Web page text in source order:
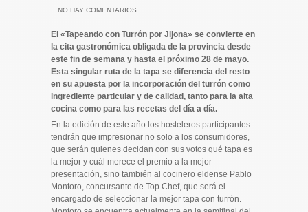
NO HAY COMENTARIOS
El «Tapeando con Turrón por Jijona» se convierte en
la cita gastronómica obligada de la provincia desde
este fin de semana y hasta el próximo 28 de mayo.
Esta singular ruta de la tapa se diferencia del resto
en su apuesta por la incorporación del turrón como
ingrediente particular y de calidad, tanto para la alta
cocina como para las recetas del día a día.
En la edición de este año los hosteleros participantes
tendrán que impresionar no solo a los consumidores,
que serán quienes decidan con sus votos qué tapa es
la mejor y cuál merece el premio a la mejor
presentación, sino también al cocinero eldense Pablo
Montoro, concursante de Top Chef, que será el
encargado de seleccionar la mejor tapa con turrón.